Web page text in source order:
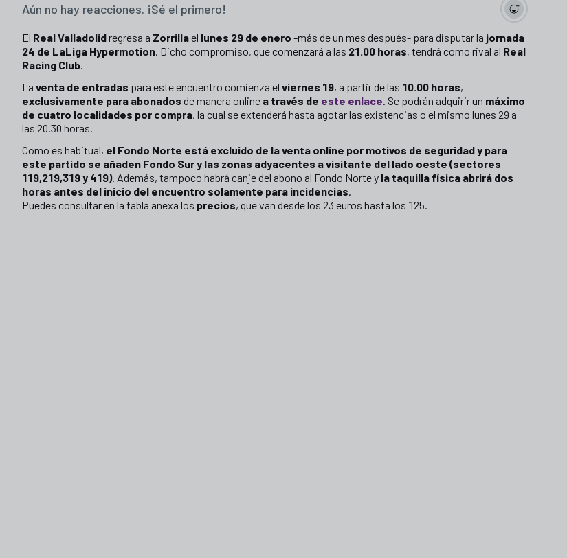
Aún no hay reacciones. ¡Sé el primero!
El Real Valladolidregresa a Zorrillael lunes 29 de enero -más de un mes después- para disputar la jornada
24 de LaLiga Hypermotion. Dicho compromiso, que comenzará a las 21.00 horas, tendrá como rival al Real
Racing Club.
La venta de entradas para este encuentro comienza el viernes 19, a partir de las 10.00 horas,
exclusivamente para abonados de manera online a través de este enlace. Se podrán adquirir un máximo
de cuatro localidades por compra, la cual se extenderá hasta agotar las existencias o el mismo lunes 29 a
las 20.30 horas.
Como es habitual, el Fondo Norte está excluido de la venta online por motivos de seguridad y para
este partido se añaden Fondo Sur y las zonas adyacentes a visitante del lado oeste (sectores
119,219,319 y 419). Además, tampoco habrá canje del abono al Fondo Norte y la taquilla física abrirá dos
horas antes del inicio del encuentro solamente para incidencias.
Puedes consultar en la tabla anexa los precios, que van desde los 23 euros hasta los 125.